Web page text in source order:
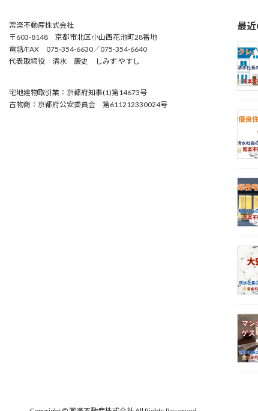
常楽不動産株式会社
〒603-8148 京都市北区小山西花池町28番地
電話/FAX 075-354-6630／075-354-6640
代表取締役 清水 康史 しみず やすし
宅地建物取引業：京都府知事(1)第14673号
古物商：京都府公安委員会 第611212330024号
最